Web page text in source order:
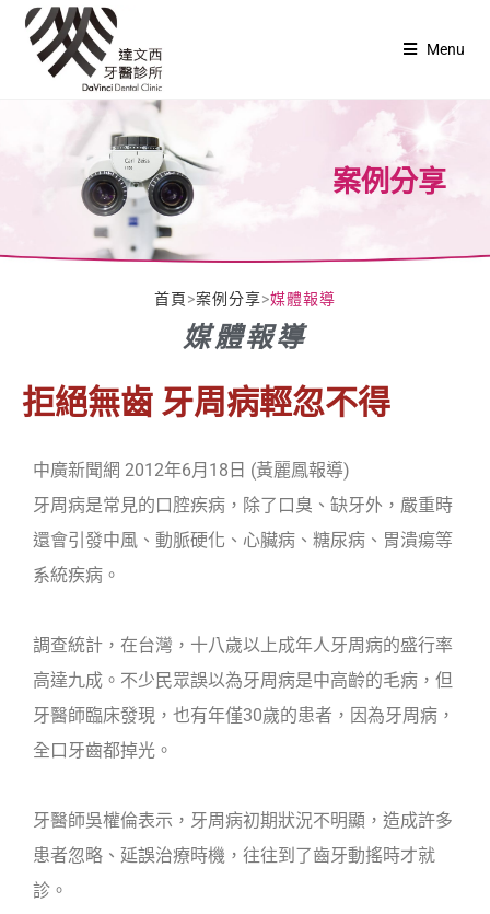
Menu
案例分享
媒體報導
首頁>案例分享>媒體報導
拒絕無齒 牙周病輕忽不得
中廣新聞網 2012年6月18日 (黃麗鳳報導)
牙周病是常見的口腔疾病，除了口臭、缺牙外，嚴重時
還會引發中風、動脈硬化、心臟病、糖尿病、胃潰瘍等
系統疾病。
調查統計，在台灣，十八歲以上成年人牙周病的盛行率
高達九成。不少民眾誤以為牙周病是中高齡的毛病，但
牙醫師臨床發現，也有年僅30歲的患者，因為牙周病，
全口牙齒都掉光。
牙醫師吳權倫表示，牙周病初期狀況不明顯，造成許多
患者忽略、延誤治療時機，往往到了齒牙動搖時才就
診。